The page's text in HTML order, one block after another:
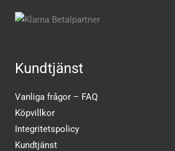
Kundtjänst
Vanliga frågor – FAQ
Köpvillkor
Integritetspolicy
Kundtjänst